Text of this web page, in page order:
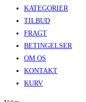
KATEGORIER
TILBUD
FRAGT
BETINGELSER
OM OS
KONTAKT
KURV